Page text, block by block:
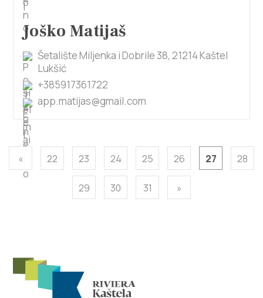
Joško Matijaš
Šetalište Miljenka i Dobrile 38, 21214 Kaštel
Lukšić
+385917361722
app.matijas@gmail.com
« 22 23 24 25 26 27 28
29 30 31 »